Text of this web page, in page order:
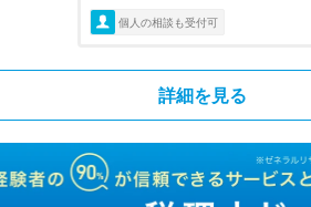
個人の相談も受付可
詳細を見る